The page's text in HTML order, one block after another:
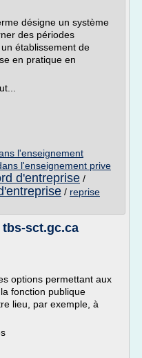
désigne un système
des périodes
établissement de
en pratique en
l'enseignement
l'enseignement prive
d'entreprise /
/ reprise
sct.gc.ca
options permettant aux
fonction publique
lieu, par exemple, à